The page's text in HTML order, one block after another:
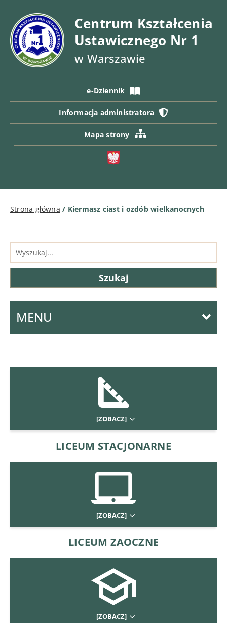
Centrum Kształcenia
Ustawicznego Nr 1
w Warszawie
e-Dziennik
Informacja administratora
Mapa strony
Strona główna / Kiermasz ciast i ozdób wielkanocnych
MENU
[ZOBACZ]
LICEUM STACJONARNE
[ZOBACZ]
LICEUM ZAOCZNE
[ZOBACZ]